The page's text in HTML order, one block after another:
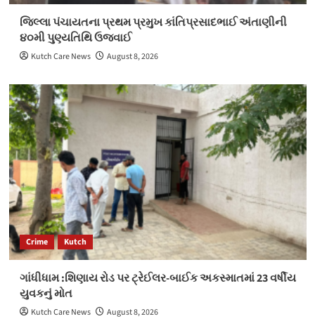
જિલ્લા પંચાયતના પ્રથમ પ્રમુખ કાંતિપ્રસાદભાઈ અંતાણીની
૪૦મી પુણ્યતિથિ ઉજવાઈ
Kutch Care News August 8, 2026
Crime Kutch
ગાંધીધામ :શિણાય રોડ પર ટ્રેઈલર-બાઈક અકસ્માતમાં 23 વર્ષીય
યુવકનું મોત
Kutch Care News August 8, 2026